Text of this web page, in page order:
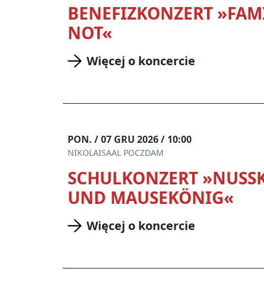
BENEFIZKONZERT
NOT«
Więcej o koncercie
PON. / 07 GRU 2026 / 10:00
NIKOLAISAAL POCZDAM
SCHULKONZERT
UND MAUSEKÖNIG«
Więcej o koncercie